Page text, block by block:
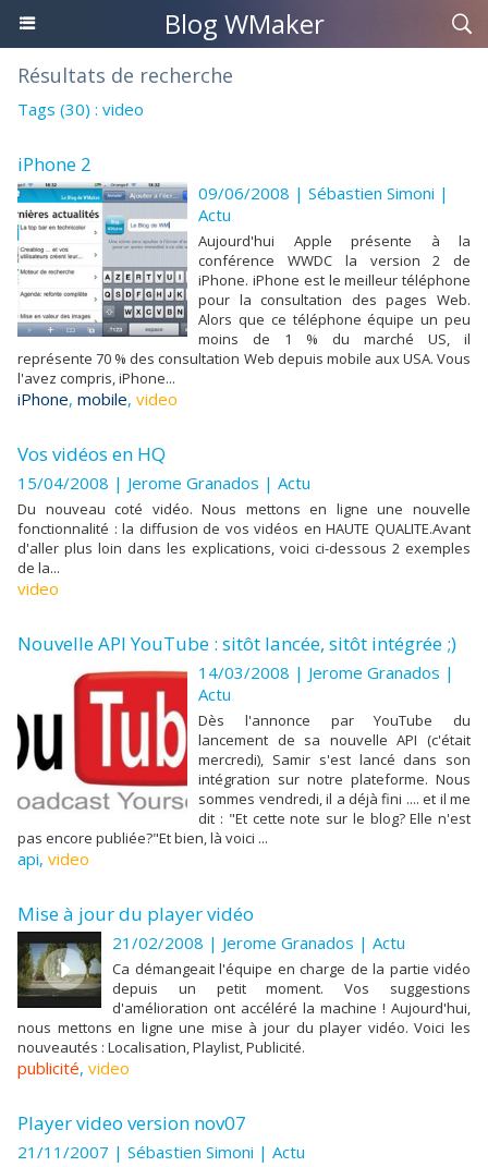
Blog WMaker
Résultats de recherche
Tags (30) : video
iPhone 2
09/06/2008 | Sébastien Simoni |
Actu
Aujourd'hui Apple présente à la
conférence WWDC la version 2 de
iPhone. iPhone est le meilleur téléphone
pour la consultation des pages Web.
Alors que ce téléphone équipe un peu
moins de 1 % du marché US, il
représente 70 % des consultation Web depuis mobile aux USA. Vous
l'avez compris, iPhone...
iPhone, mobile, video
Vos vidéos en HQ
15/04/2008 | Jerome Granados | Actu
Du nouveau coté vidéo. Nous mettons en ligne une nouvelle
fonctionnalité : la diffusion de vos vidéos en HAUTE QUALITE.Avant
d'aller plus loin dans les explications, voici ci-dessous 2 exemples
de la...
video
Nouvelle API YouTube : sitôt lancée, sitôt intégrée ;)
14/03/2008 | Jerome Granados |
Actu
Dès l'annonce par YouTube du
lancement de sa nouvelle API (c'était
mercredi), Samir s'est lancé dans son
intégration sur notre plateforme. Nous
sommes vendredi, il a déjà fini .... et il me
dit : "Et cette note sur le blog? Elle n'est
pas encore publiée?"Et bien, là voici ...
api, video
Mise à jour du player vidéo
21/02/2008 | Jerome Granados | Actu
Ca démangeait l'équipe en charge de la partie vidéo
depuis un petit moment. Vos suggestions
d'amélioration ont accéléré la machine ! Aujourd'hui,
nous mettons en ligne une mise à jour du player vidéo. Voici les
nouveautés : Localisation, Playlist, Publicité.
publicité, video
Player video version nov07
21/11/2007 | Sébastien Simoni | Actu